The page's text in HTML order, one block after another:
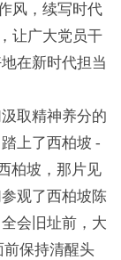
风，续写时代
让广大党员干
在新时代担当
取精神养分的
上了西柏坡 -
柏坡，那片见
观了西柏坡陈
会旧址前，大
前保持清醒头